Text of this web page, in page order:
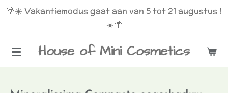
Ga
de
House of Mini Cosmetics
🌴☀️ Vakantiemodus gaat aan van 5 tot 21 augustus !
☀️🌴